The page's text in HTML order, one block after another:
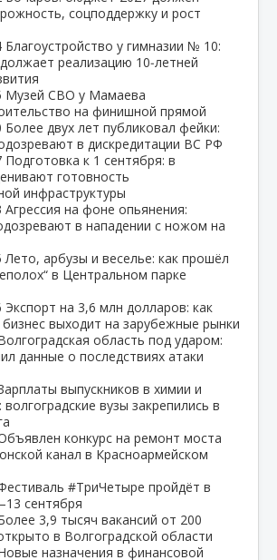
соцподдержку и рост
Благоустройство у гимназии № 10:
реализацию 10‑летней
Музей СВО у Мамаева
на финишной прямой
Более двух лет публиковал фейки:
в дискредитации ВС РФ
Подготовка к 1 сентября: в
готовность
инфраструктуры
Агрессия на фоне опьянения:
в нападении с ножом на
Лето, арбузы и веселье: как прошёл
в Центральном парке
Экспорт на 3,6 млн долларов: как
бизнес выходит на зарубежные рынки
область под ударом:
данные о последствиях атаки
выпускников в химии и
вузы закрепились в
конкурс на ремонт моста
канал в Красноармейском
#ТриЧетыре пройдёт в
сентября
3,9 тысяч вакансий от 200
в Волгоградской области
назначения в финансовой